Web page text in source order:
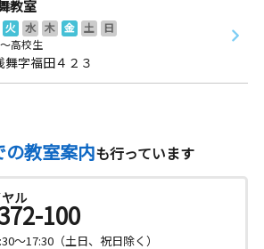
教室
火 水 木 金 土
日
高校生
字福田４２３
の教室案内も行っています
ル
100
～17:30（土日、祝日除く）